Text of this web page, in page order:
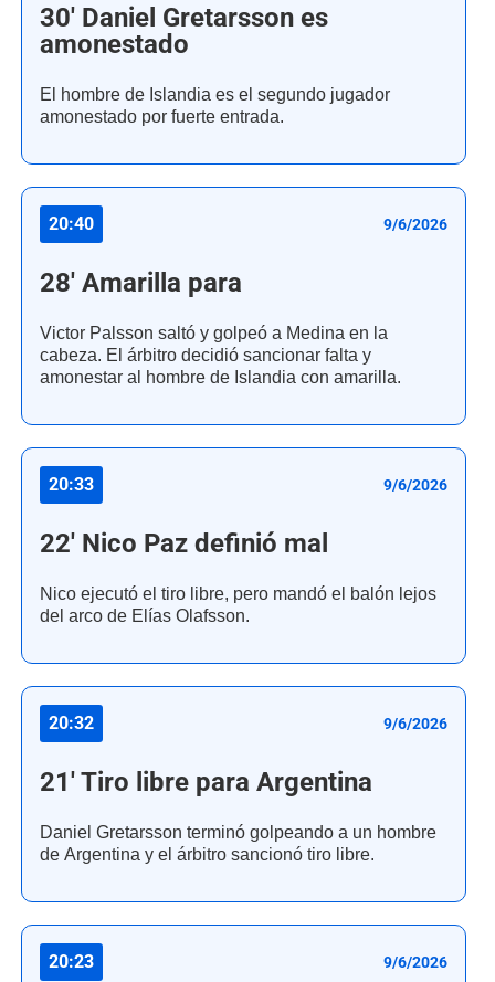
30' Daniel Gretarsson es
amonestado
El hombre de Islandia es el segundo jugador
amonestado por fuerte entrada.
20:40 9/6/2026
28' Amarilla para
Victor Palsson saltó y golpeó a Medina en la
cabeza. El árbitro decidió sancionar falta y
amonestar al hombre de Islandia con amarilla.
20:33 9/6/2026
22' Nico Paz definió mal
Nico ejecutó el tiro libre, pero mandó el balón lejos
del arco de Elías Olafsson.
20:32 9/6/2026
21' Tiro libre para Argentina
Daniel Gretarsson terminó golpeando a un hombre
de Argentina y el árbitro sancionó tiro libre.
20:23 9/6/2026